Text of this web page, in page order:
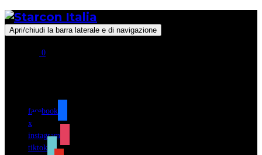
Apri/chiudi la barra laterale e di navigazione
0
facebook
x
instagram
tiktok